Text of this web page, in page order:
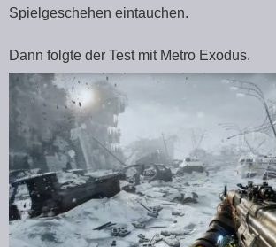
Spielgeschehen eintauchen.
Dann folgte der Test mit Metro Exodus.